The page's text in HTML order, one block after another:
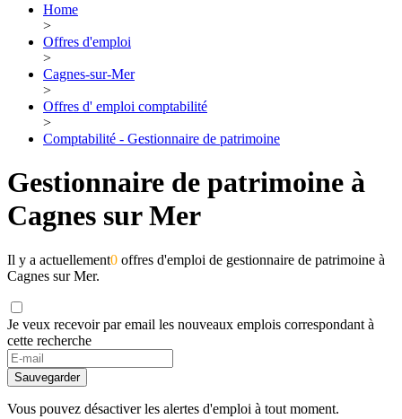
Home
>
Offres d'emploi
>
Cagnes-sur-Mer
>
Offres d' emploi comptabilité
>
Comptabilité - Gestionnaire de patrimoine
Gestionnaire de patrimoine à
Cagnes sur Mer
Il y a actuellement0 offres d'emploi de gestionnaire de patrimoine à
Cagnes sur Mer.
Je veux recevoir par email les nouveaux emplois correspondant à
cette recherche
Sauvegarder
Vous pouvez désactiver les alertes d'emploi à tout moment.